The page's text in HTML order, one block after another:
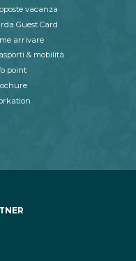
vacanza
Guest Card
arrivare
& mobilità
point